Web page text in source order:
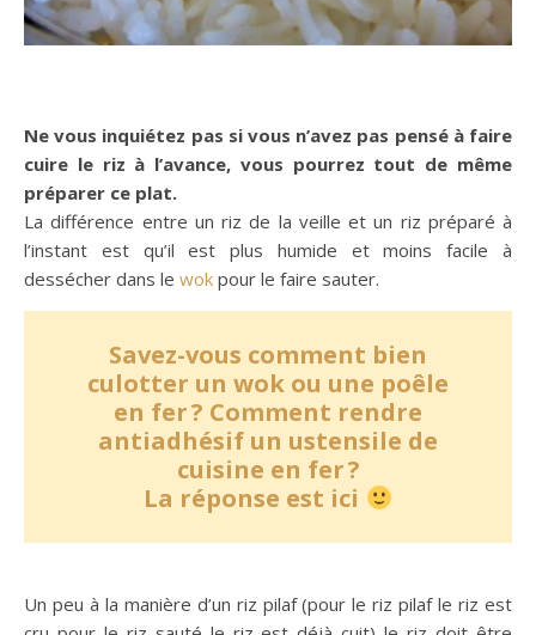
Ne vous inquiétez pas si vous n’avez pas pensé à faire
cuire le riz à l’avance, vous pourrez tout de même
préparer ce plat.
La différence entre un riz de la veille et un riz préparé à
l’instant est qu’il est plus humide et moins facile à
dessécher dans le wok pour le faire sauter.
Savez-vous comment bien
culotter un wok ou une poêle
en fer ? Comment rendre
antiadhésif un ustensile de
cuisine en fer ?
La réponse est ici
Un peu à la manière d’un riz pilaf (pour le riz pilaf le riz est